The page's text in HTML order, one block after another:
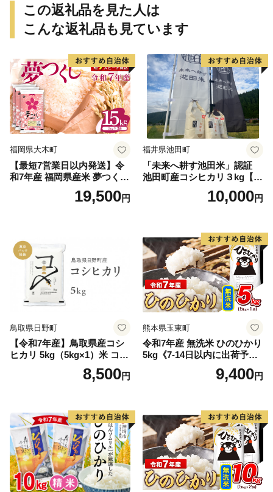
この返礼品を見た人は
こんな返礼品も見ています
福岡県大木町
【最短7営業日以内発送】令
和7年産 福岡県産米 夢つくし
15kg 精米 ※北海道・沖縄・
19,500円
福井県池田町
「未来へ耕す池田米」認証
池田町産コシヒカリ３kg【お
1人様につき３セットまで】
10,000円
鳥取県日野町
【令和7年産】鳥取県産コシ
ヒカリ 5kg（5kg×1）米 コシ
ヒカリ こしひかり お米 白米
精米 5キロ おこめ こめ コメ
野町産 Elevation
8,500円
熊本県玉東町
令和7年産 無洗米 ひのひかり
5kg《7-14日以内に出荷予定
(土日祝除く)》コメ 米 無洗米
高レビュー｜人気米 熊本県
9,400円